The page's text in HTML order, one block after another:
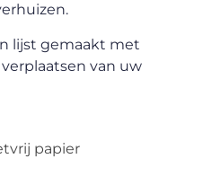
lijst gemaakt met
van uw
papier